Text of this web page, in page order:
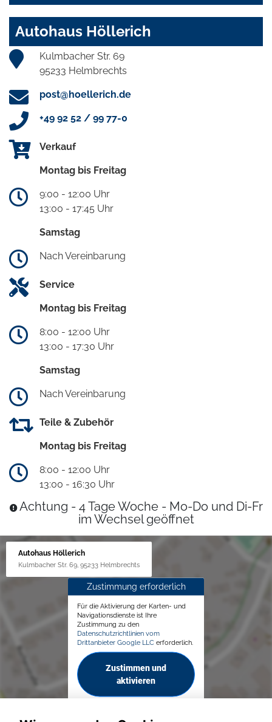
Autohaus Höllerich
Kulmbacher Str. 69
95233 Helmbrechts
post@hoellerich.de
+49 92 52 / 99 77-0
Verkauf
Montag bis Freitag
9:00 - 12:00 Uhr
13:00 - 17:45 Uhr
Samstag
Nach Vereinbarung
Service
Montag bis Freitag
8:00 - 12:00 Uhr
13:00 - 17:30 Uhr
Samstag
Nach Vereinbarung
Teile & Zubehör
Montag bis Freitag
8:00 - 12:00 Uhr
13:00 - 16:30 Uhr
Achtung - 4 Tage Woche - Mo-Do und Di-Fr
im Wechsel geöffnet
Autohaus Höllerich
Kulmbacher Str. 69, 95233 Helmbrechts
Zustimmung erforderlich
Für die Aktivierung der Karten- und
Navigationsdienste ist Ihre
Zustimmung zu den
Datenschutzrichtlinien vom
Drittanbieter Google LLC erforderlich.
Zustimmen und
aktivieren